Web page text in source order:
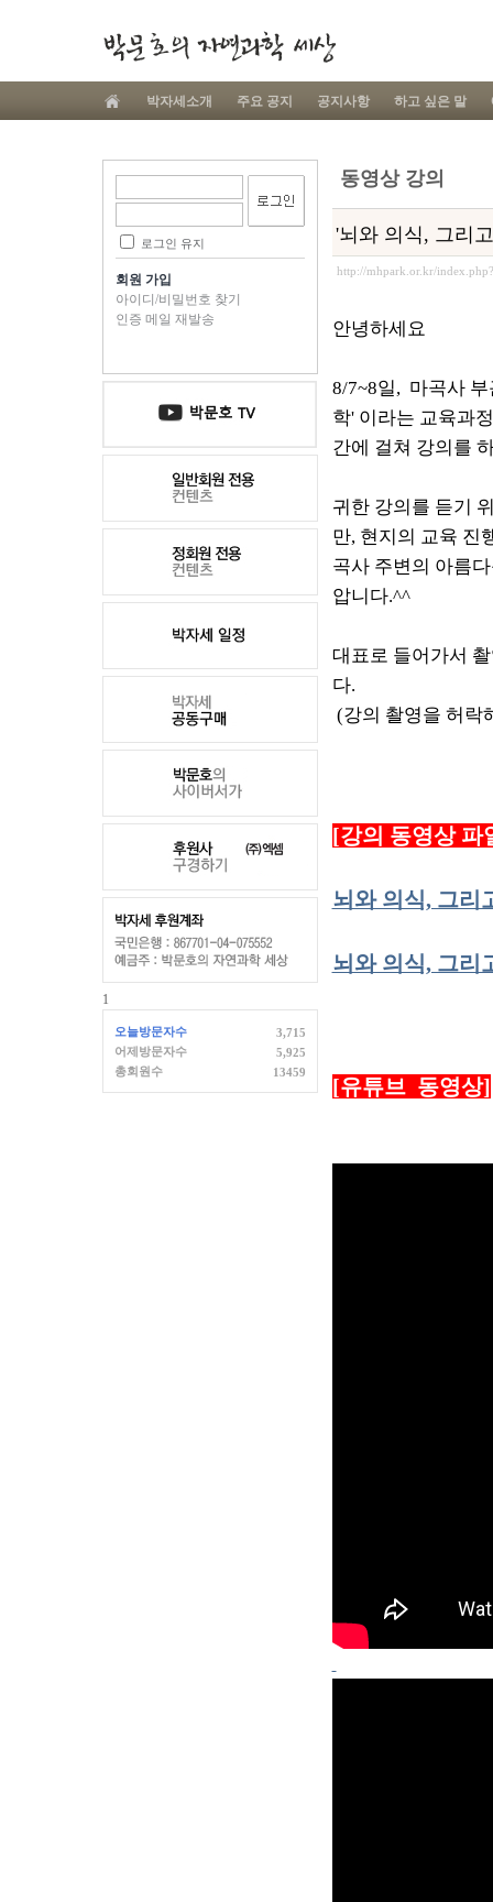
박자세소개 주요 공지 공지사항 하고 싶은 말
로그인 유지
회원 가입
아이디/비밀번호 찾기
인증 메일 재발송
1
오늘방문자수
3,715
어제방문자수
5,925
총회원수
13459
동영상 강의
'뇌와 의식, 그리
http://mhpark.or.kr/
안녕하세요
8/7~8일, 마곡사
학' 이라는 교육과
간에 걸쳐 강의를
귀한 강의를 듣기
만, 현지의 교육 진
곡사 주변의 아름
압니다.^^
대표로 들어가서
다.
(강의 촬영을 허락
[강의 동영상 파
뇌와 의식, 그리
뇌와 의식, 그리
[유튜브 동영상]